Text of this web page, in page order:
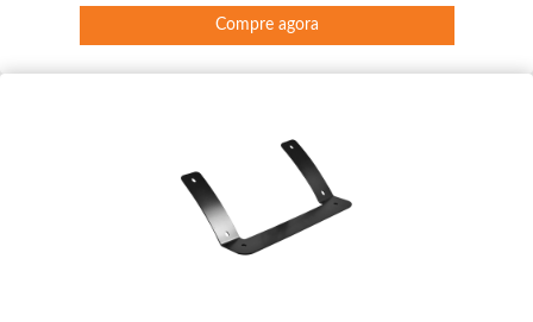
Compre agora